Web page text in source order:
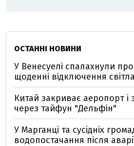
ОСТАННІ НОВИНИ
У Венесуелі спалахнули
щоденні відключення світла
Китай закриває аеропорт і
через тайфун "Дельфін"
У Марганці та сусідніх
водопостачання після